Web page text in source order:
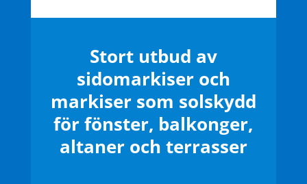
Stort utbud av
sidomarkiser och
markiser som solskydd
för fönster, balkonger,
altaner och terrasser